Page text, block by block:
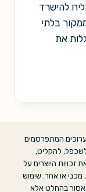
להישרד
בלתי
את
המתפרסמים
לשכפל, להקליט,
היוצרים על
או אחר. שימוש
אסור בהחלט אלא